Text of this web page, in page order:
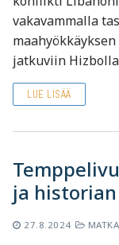
vakavammalla
jatkuviin
LUE LISÄÄ
ja
27.8.2024